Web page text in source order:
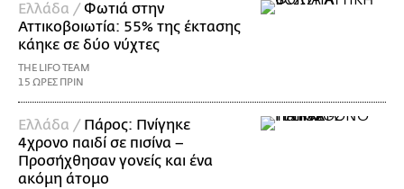
Ελλάδα / Φωτιά στην
Αττικοβοιωτία: 55% της έκτασης
κάηκε σε δύο νύχτες
THE LIFO TEAM
15 ΩΡΕΣ ΠΡΙΝ
Ελλάδα / Πάρος: Πνίγηκε
4χρονο παιδί σε πισίνα –
Προσήχθησαν γονείς και ένα
ακόμη άτομο